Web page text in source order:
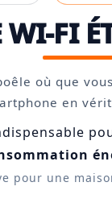
FI
où que
en
pour une